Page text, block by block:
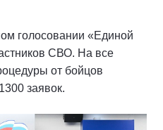
голосовании «Единой
СВО. На все
от бойцов
заявок.